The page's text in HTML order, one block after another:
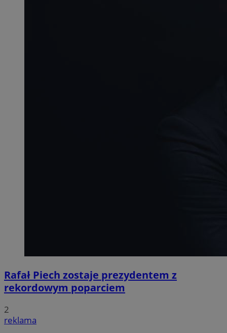
Rafał Piech zostaje prezydentem z
rekordowym poparciem
2
reklama